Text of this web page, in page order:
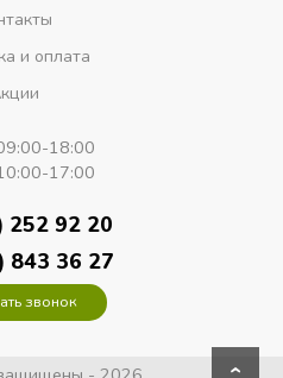
и оплата
18:00
17:00
252 92 20
843 36 27
звонок
›